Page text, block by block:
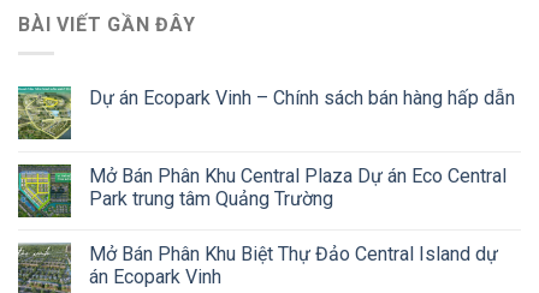
BÀI VIẾT GẦN ĐÂY
Dự án Ecopark Vinh – Chính sách bán hàng hấp dẫn
Mở Bán Phân Khu Central Plaza Dự án Eco Central
Park trung tâm Quảng Trường
Mở Bán Phân Khu Biệt Thự Đảo Central Island dự
án Ecopark Vinh